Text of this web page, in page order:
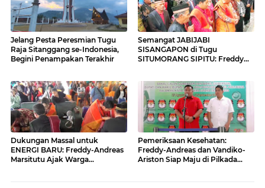
Jelang Pesta Peresmian Tugu
Raja Sitanggang se-Indonesia,
Begini Penampakan Terakhir
Semangat JABIJABI
SISANGAPON di Tugu
SITUMORANG SIPITU: Freddy
Dukungan Massal untuk
ENERGI BARU: Freddy-Andreas
Marsitutu Ajak Warga
Pemeriksaan Kesehatan:
Freddy-Andreas dan Vandiko-
Ariston Siap Maju di Pilkada